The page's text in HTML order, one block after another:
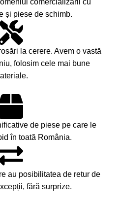
comercializării cu
și piese de schimb.
la cerere. Avem o vastă
folosim cele mai bune
de piese pe care le
în toată România.
au posibilitatea de retur de
fără surprize.